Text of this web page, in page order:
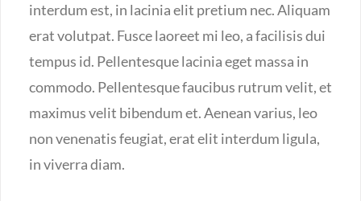
interdum est, in lacinia elit pretium nec. Aliquam
erat volutpat. Fusce laoreet mi leo, a facilisis dui
tempus id. Pellentesque lacinia eget massa in
commodo. Pellentesque faucibus rutrum velit, et
maximus velit bibendum et. Aenean varius, leo
non venenatis feugiat, erat elit interdum ligula,
in viverra diam.